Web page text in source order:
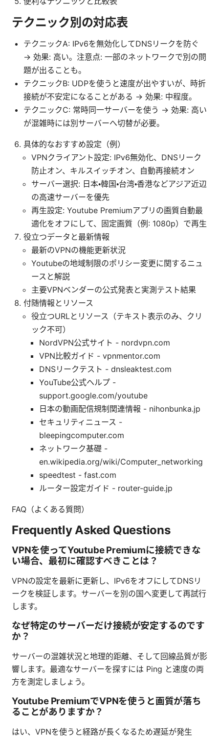
テクニック別の対応表
テクニックA: IPv6を無効化してDNSリークを防ぐ
→ 効果: 高い。注意点: 一部のネットワークで別の問
題が出ることも。
テクニックB: UDPを使うと速度が出やすいが、時折
接続が不安定になることがある → 効果: 中程度。
テクニックC: 常時同一サーバーを使う → 効果: 高い
が混雑時には別サーバーへ切替が必要。
具体的なおすすめ設定（例）
VPNクライアント設定: IPv6無効化、DNSリーク
防止オン、キルスイッチオン、自動再接続オン
サーバー選択: 日本・韓国・台湾・香港などアジア近辺
の高速サーバーを優先
再生設定: Youtube Premiumアプリの画質自動最
適化をオフにして、固定画質（例: 1080p）で再生
役立つデータと最新情報
最新のVPNの機能更新状況
Youtubeの地域制限のポリシー変更に関するニュ
ースと解説
主要VPNベンダーの公式発表と実測テスト結果
付随情報とリソース
役立つURLとリソース（テキスト表示のみ、クリ
ック不可）
NordVPN公式サイト - nordvpn.com
VPN比較ガイド - vpnmentor.com
DNSリークテスト - dnsleaktest.com
YouTube公式ヘルプ -
support.google.com/youtube
日本の動画配信規制関連情報 - nihonbunka.jp
セキュリティニュース -
bleepingcomputer.com
ネットワーク基礎 -
en.wikipedia.org/wiki/Computer_networking
speedtest - fast.com
ルーター設定ガイド - router-guide.jp
FAQ（よくある質問）
Frequently Asked Questions
VPNを使ってYoutube Premiumに接続できな
い場合、最初に確認すべきことは？
VPNの設定を最新に更新し、IPv6をオフにしてDNSリ
ークを検証します。サーバーを別の国へ変更して再試行
します。
なぜ特定のサーバーだけ接続が安定するのです
か？
サーバーの混雑状況と地理的距離、そして回線品質が影
響します。最適なサーバーを探すには Ping と速度の両
方を測定しましょう。
Youtube PremiumでVPNを使うと画質が落ち
ることがありますか？
はい、VPNを使うと経路が長くなるため遅延が発生